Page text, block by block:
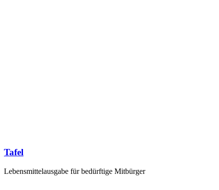
Tafel
Lebensmittelausgabe für bedürftige Mitbürger